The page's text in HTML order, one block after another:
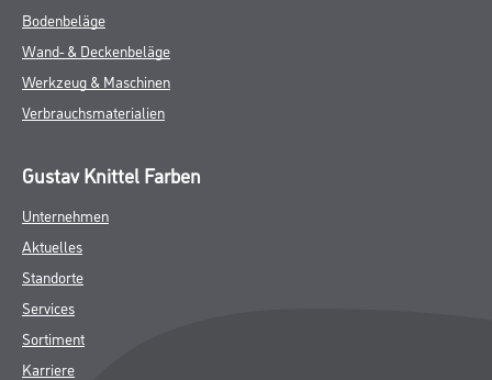
Bodenbeläge
Wand- & Deckenbeläge
Werkzeug & Maschinen
Verbrauchsmaterialien
Gustav Knittel Farben
Unternehmen
Aktuelles
Standorte
Services
Sortiment
Karriere